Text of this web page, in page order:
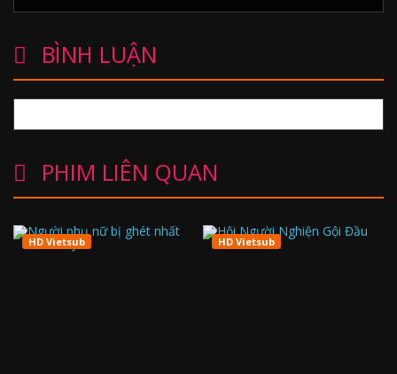
He Haoyang
吴佑楠
BÌNH LUẬN
PHIM LIÊN QUAN
HD Vietsub HD Vietsub